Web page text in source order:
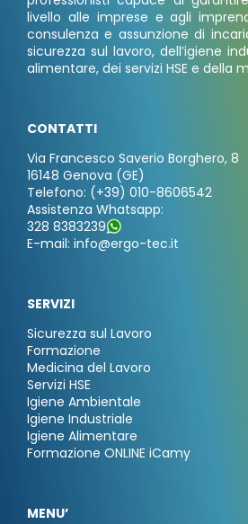
livello alle imprese e agli
consulenza e assunzione di
sicurezza sul lavoro, dell’igiene
alimentare, dei servizi HSE e della
CONTATTI
Via Francesco Saverio Borghero, 8
16148 Genova (GE)
Telefono: (+39) 010-8606542
Assistenza Whatsapp:
328 8383239
E-mail: info@ergo-tec.it
SERVIZI
Sicurezza sul Lavoro
Formazione
Medicina del Lavoro
Servizi HSE
Igiene Ambientale
Igiene Industriale
Igiene Alimentare
Formazione ONLINE iCamy
MENU’